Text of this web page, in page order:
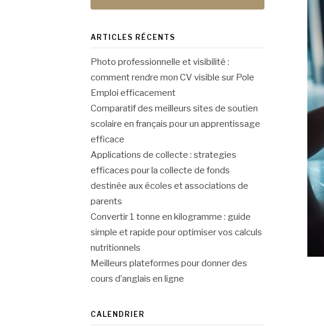
ARTICLES RÉCENTS
Photo professionnelle et visibilité :
comment rendre mon CV visible sur Pole
Emploi efficacement
Comparatif des meilleurs sites de soutien
scolaire en français pour un apprentissage
efficace
Applications de collecte : strategies
efficaces pour la collecte de fonds
destinée aux écoles et associations de
parents
Convertir 1 tonne en kilogramme : guide
simple et rapide pour optimiser vos calculs
nutritionnels
Meilleurs plateformes pour donner des
cours d’anglais en ligne
CALENDRIER